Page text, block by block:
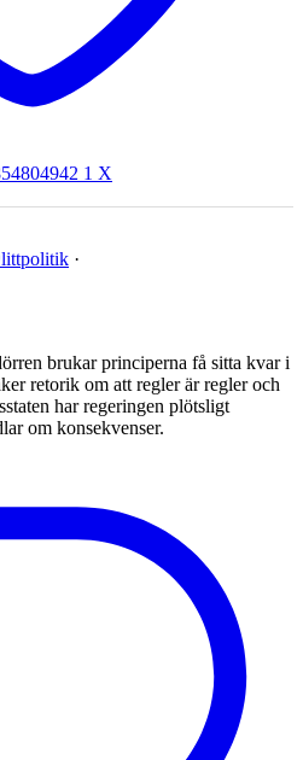
1 X
·
brukar principerna få sitta kvar i
retorik om att regler är regler och
har regeringen plötsligt
om konsekvenser.